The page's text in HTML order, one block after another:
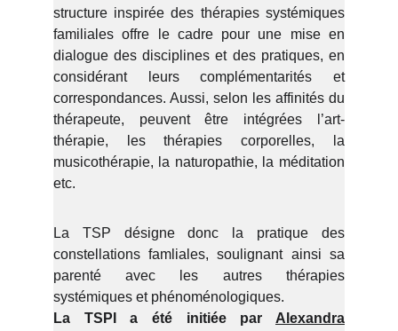
structure inspirée des thérapies systémiques
familiales offre le cadre pour une mise en
dialogue des disciplines et des pratiques, en
considérant leurs complémentarités et
correspondances. Aussi, selon les affinités du
thérapeute, peuvent être intégrées l’art-
thérapie, les thérapies corporelles, la
musicothérapie, la naturopathie, la méditation
etc.
La TSP désigne donc la pratique des
constellations famliales, soulignant ainsi sa
parenté avec les autres thérapies
systémiques et phénoménologiques.
La TSPI a été initiée par Alexandra